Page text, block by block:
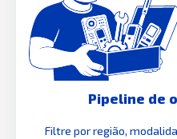
Pipeline de
Filtre por região,